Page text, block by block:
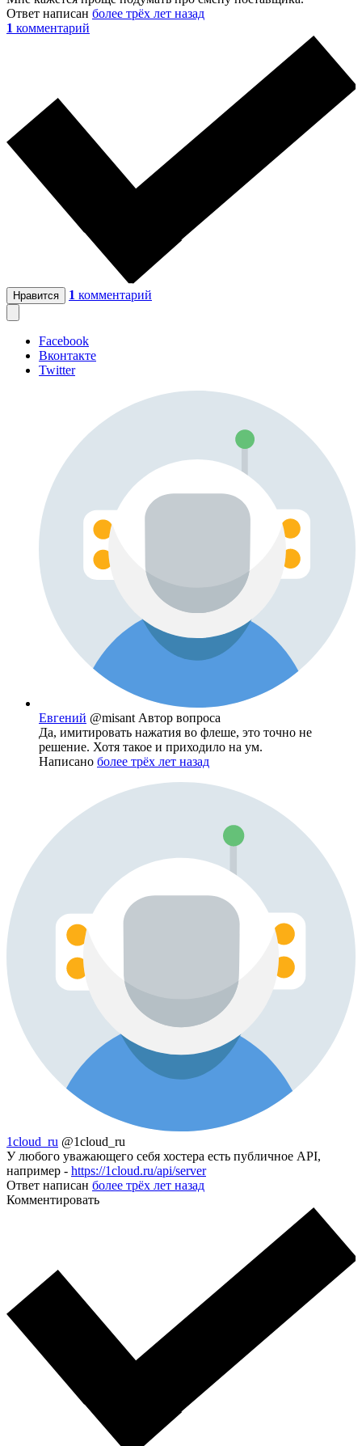
Ответ написан более трёх лет назад
1 комментарий
Нравится 1 комментарий
Facebook
Вконтакте
Twitter
Евгений @misant Автор вопроса
Да, имитировать нажатия во флеше, это точно не
решение. Хотя такое и приходило на ум.
Написано более трёх лет назад
1cloud_ru @1cloud_ru
У любого уважающего себя хостера есть публичное API,
например - https://1cloud.ru/api/server
Ответ написан более трёх лет назад
Комментировать